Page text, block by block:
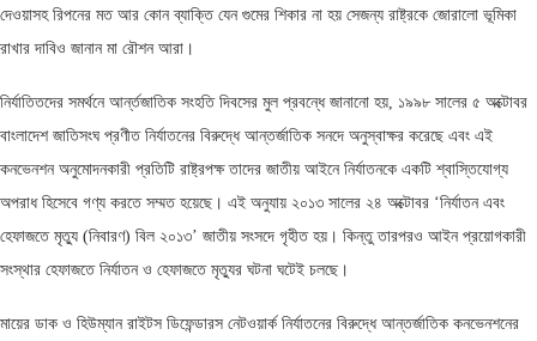
দেওয়াসহ রিপনের মত আর কোন ব্যাক্তি যেন গুমের শিকার না হয় সেজন্য রাষ্ট্রকে জোরালো ভূমিকা
রাখার দাবিও জানান মা রৌশন আরা।
নির্যাতিতদের সমর্থনে আর্ন্তজাতিক সংহতি দিবসের মুল প্রবন্ধে জানানো হয়, ১৯৯৮ সালের ৫ অক্টোবর
বাংলাদেশ জাতিসংঘ প্রণীত নির্যাতনের বিরুদ্ধে আন্তর্জাতিক সনদে অনুস্বাক্ষর করেছে এবং এই
কনভেনশন অনুমোদনকারী প্রতিটি রাষ্ট্রপক্ষ তাদের জাতীয় আইনে নির্যাতনকে একটি শ্বাস্তিযোগ্য
অপরাধ হিসেবে গণ্য করতে সম্মত হয়েছে। এই অনুযায় ২০১৩ সালের ২৪ অক্টোবর ‘নির্যাতন এবং
হেফাজতে মৃত্যু (নিবারণ) বিল ২০১৩’ জাতীয় সংসদে গৃহীত হয়। কিন্তু তারপরও আইন প্রয়োগকারী
সংস্থার হেফাজতে নির্যাতন ও হেফাজতে মৃত্যুর ঘটনা ঘটেই চলছে।
মায়ের ডাক ও হিউম্যান রাইটস ডিফেন্ডারস নেটওয়ার্ক নির্যাতনের বিরুদ্ধে আন্তর্জাতিক কনভেনশনের